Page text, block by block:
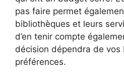
pas faire permet
bibliothèques et leurs
d’en tenir compte
décision dépendra de vos
préférences.